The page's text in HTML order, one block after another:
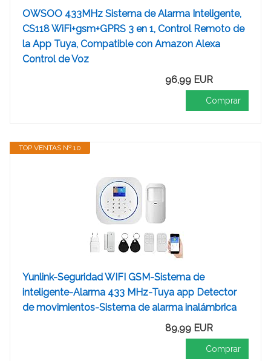
OWSOO 433MHz Sistema de Alarma Inteligente,
CS118 WiFi+gsm+GPRS 3 en 1, Control Remoto de
la App Tuya, Compatible con Amazon Alexa
Control de Voz
96,99 EUR
Comprar
TOP VENTAS Nº 10
Yunlink-Seguridad WIFI GSM-Sistema de
inteligente-Alarma 433 MHz-Tuya app Detector
de movimientos-Sistema de alarma inalámbrica
89,99 EUR
Comprar